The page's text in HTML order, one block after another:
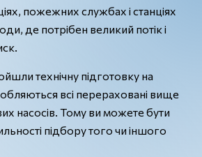
пожежних службах і станціях
де потрібен великий потік і
технічну підготовку на
всі перераховані вище
насосів. Тому ви можете бути
підбору того чи іншого